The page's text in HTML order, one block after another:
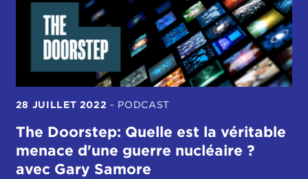
28 JUILLET 2022 - PODCAST
The Doorstep: Quelle est la véritable
menace d'une guerre nucléaire ?
avec Gary Samore